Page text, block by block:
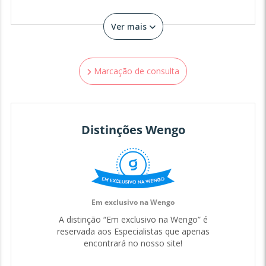
HORÓSCOPO CIGANO
Punhal (nascidos entre 21/03 e 20/04) ÁRIES
Você é um grande guerreiro; quase nada o derruba. É o
único problema é que nunca dá ouvido ao seu coração,
Coroa (nascidos entre 21/04 e 20/05) TOURO
Por ser obsessivo, não consegue pensar em outra coisa
enquanto não encontrar a solução. Por outro lado,
detesta ter qualquer tipo de problema. Porém, quando a
vida não dá outra saída, você o enfrenta de cabeça
erguida até eliminá-lo por completo.
Candeias (nascidos entre 21/05 e 20/06) GEMEOS
Candeias (nascidos entre 21/05 e 20/06) GEMEOS
Ver mais
Marcação de consulta
Distinções Wengo
Em exclusivo na Wengo
A distinção “Em exclusivo na Wengo” é
reservada aos Especialistas que apenas
encontrará no nosso site!